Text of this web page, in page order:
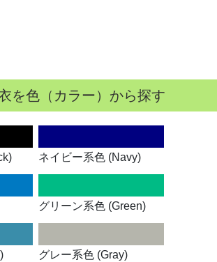
を色（カラー）から探す
ネイビー系色 (Navy)
グリーン系色 (Green)
グレー系色 (Gray)